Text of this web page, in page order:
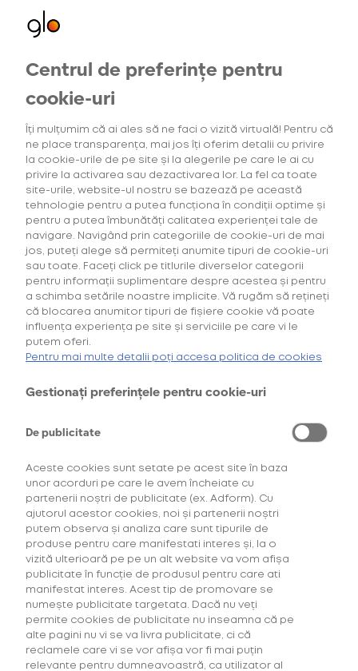
Toate Distracție Cultură
Universul
Oameni
Articole recente
Make it ARTsy: o trecere in revistă a
instalațiilor de artă
Distracție
Festival Compendium
Instalațiile de artă sunt fără îndoială cele care apar
cel mai frecvent în fotografiile de pe profilul
participantului Summer Well. Pentru că este
cunoscut drept un festival cu înclinație către artă, și
anul acesta, arta a ocupat un loc important pe
harta evenimentului, atât proiecte ale unor artiști
notorii care au vizitat festivalul și în trecut, dar și cu
artiști noi.
Citește mai mult...
Oferte exclusive
*Ofertă valabilă în perioada 29.07.2026-29.08.2026, în limita stocului disponibil.
Centrul de preferințe pentru
cookie-uri
Îți mulțumim că ai ales să ne faci o vizită virtuală! Pentru că
ne place transparența, mai jos îți oferim detalii cu privire
la cookie-urile de pe site și la alegerile pe care le ai cu
privire la activarea sau dezactivarea lor. La fel ca toate
site-urile, website-ul nostru se bazează pe această
tehnologie pentru a putea funcționa în condiții optime și
pentru a putea îmbunătăți calitatea experienței tale de
navigare. Navigând prin categoriile de cookie-uri de mai
jos, puteți alege să permiteți anumite tipuri de cookie-uri
sau toate. Faceți click pe titlurile diverselor categorii
pentru informații suplimentare despre acestea și pentru
a schimba setările noastre implicite. Vă rugăm să rețineți
că blocarea anumitor tipuri de fișiere cookie vă poate
influența experiența pe site și serviciile pe care vi le
putem oferi.
Pentru mai multe detalii poți accesa politica de cookies
Gestionați preferințele pentru cookie-uri
De publicitate
Aceste cookies sunt setate pe acest site în baza
unor acorduri pe care le avem încheiate cu
partenerii noștri de publicitate (ex. Adform). Cu
ajutorul acestor cookies, noi și partenerii noștri
putem observa și analiza care sunt tipurile de
produse pentru care manifestati interes și, la o
vizită ulterioară pe pe un alt website va vom afișa
publicitate în funcție de produsul pentru care ati
manifestat interes. Acest tip de promovare se
numește publicitate targetata. Dacă nu veți
permite cookies de publicitate nu inseamna că pe
alte pagini nu vi se va livra publicitate, ci că
reclamele care vi se vor afișa vor fi mai puțin
relevante pentru dumneavoastră, ca utilizator al